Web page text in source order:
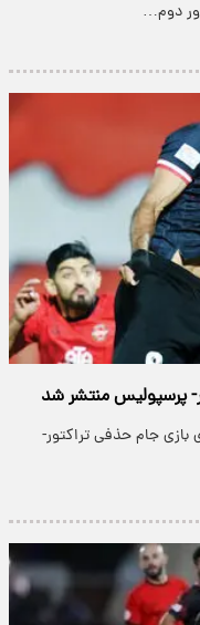
دوم…
پرسپولیس منتشر شد
بازی جام حذفی تراکتور-